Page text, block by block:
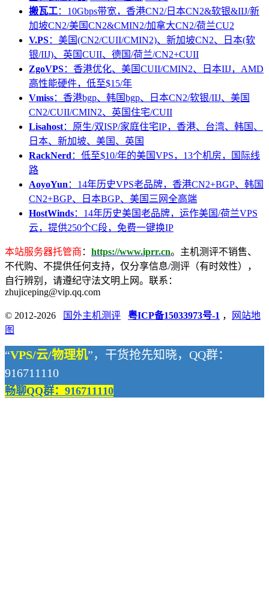
搬瓦工：10Gbps带宽，香港CN2/日本CN2&软银&IIJ/新
加坡CN2/美国CN2&CMIN2/加拿大CN2/荷兰CU2
V.PS：美国(CN2/CUII/CMIN2)、新加坡CN2、日本(软
银/IIJ)、英国CUII、德国/荷兰/CN2+CUII
ZgoVPS：香港优化、美国CUII/CMIN2、日本IIJ，AMD
高性能硬件，低至$15/年
Vmiss：香港bgp、韩国bgp、日本CN2/软银/IIJ、美国
CN2/CUII/CMIN2、英国住宅/CUII
Lisahost：原生/双ISP/家庭住宅IP，香港、台湾、韩国、
日本、新加坡、美国、英国
RackNerd ：低至$10/年的美国VPS，13个机房，国际线
路
AoyoYun ：14年历史VPS老品牌，香港CN2+BGP、韩国
CN2+BGP、日本BGP、美国三网全高端
HostWinds：14年历史美国老品牌，运作美国/荷兰VPS
云，提供250个C段，免费一键换IP
本站服务器托管商 ： https://www.iprr.cn。主机测评不销售、
不代购、不提供任何支持，仅分享信息/测评（有时效性），
自行辨别，请遵纪守法文明上网。联系：
zhujiceping@vip.qq.com
© 2012-2026 国外主机测评 粤ICP备15033973号-1 ，
网站地
图
“VPS/云/物理机”，干货抢先知晓，QQ群：
916711110
畅聊QQ群：916711110